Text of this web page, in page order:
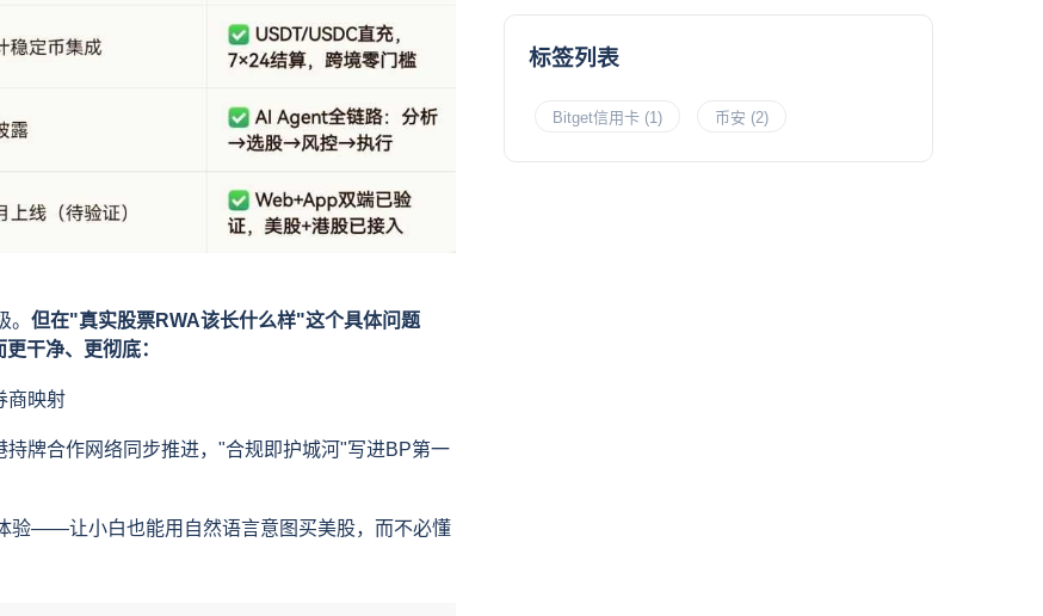
但在"真实股票RWA该长什么样"这个具体问题
干净、更彻底：
商映射
持牌合作网络同步推进，"合规即护城河"写进BP第一
验——让小白也能用自然语言意图买美股，而不必懂
标签列表
Bitget信用卡 (1) 币安 (2)